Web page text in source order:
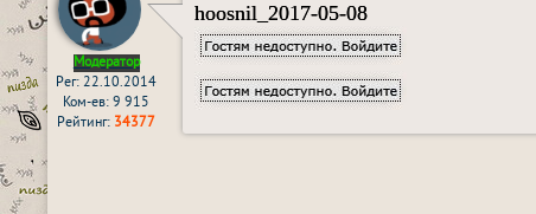
Модератор
Рег: 22.10.2014
Ком-ев: 9 915
Рейтинг: 34377
hoosnil_2017-05-08